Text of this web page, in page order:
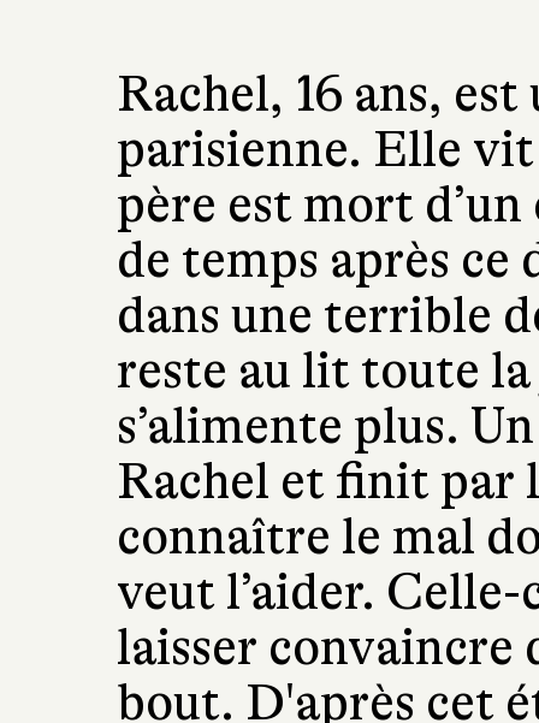
Rachel, 16 ans,
parisienne. Elle vit
père est mort
de temps après ce
dans une terrible
reste au lit toute
s’alimente plus.
Rachel et finit par
connaître le mal
veut l’aider.
laisser convaincre
bout. D'après cet